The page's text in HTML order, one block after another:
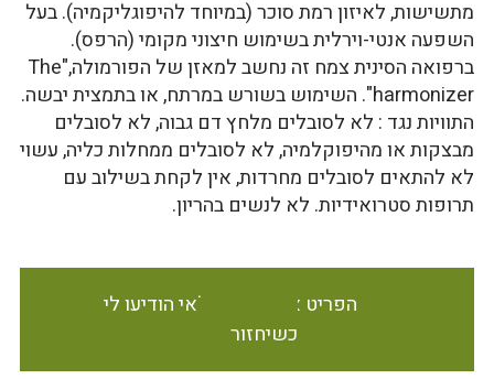
מתשישות, לאיזון רמת סוכר (במיוחד להיפוגליקמיה). בעל
השפעה אנטי-וירלית בשימוש חיצוני מקומי (הרפס).
ברפואה הסינית צמח זה נחשב למאזן של הפורמולה,"The
harmonizer". השימוש בשורש במרתח, או בתמצית יבשה.
התוויות נגד : לא לסובלים מלחץ דם גבוה, לא לסובלים
מבצקות או מהיפוקלמיה, לא לסובלים ממחלות כליה, עשוי
לא להתאים לסובלים מחרדות, אין לקחת בשילוב עם
תרופות סטרואידיות. לא לנשים בהריון.
הפריט אינו זמין במלאי הודיעו לי
כשיחזור